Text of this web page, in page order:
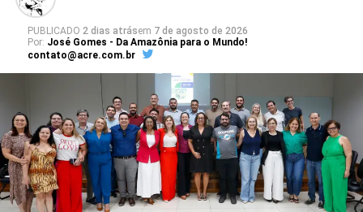
PUBLICADO 2 dias atrásem 7 de agosto de 2026
Por: José Gomes - Da Amazônia para o Mundo!
contato@acre.com.br